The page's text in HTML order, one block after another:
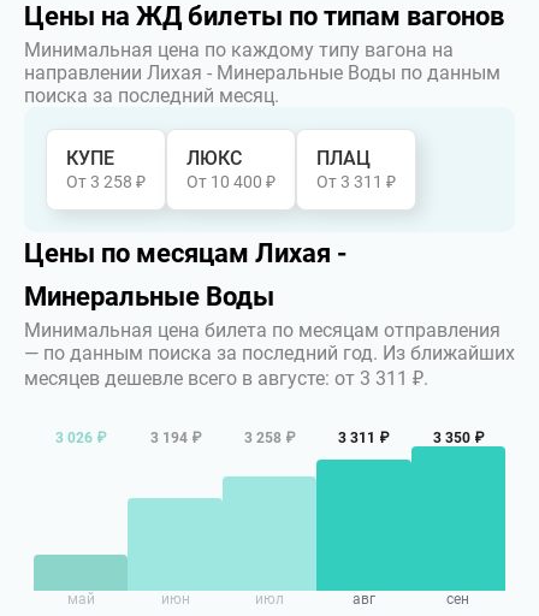
Цены на ЖД билеты по типам вагонов
Минимальная цена по каждому типу вагона на
направлении Лихая - Минеральные Воды по данным
поиска за последний месяц.
КУПЕ
От 3 258 ₽
ЛЮКС
От 10 400 ₽
ПЛАЦ
От 3 311 ₽
Цены по месяцам Лихая -
Минеральные Воды
Минимальная цена билета по месяцам отправления
— по данным поиска за последний год. Из ближайших
месяцев дешевле всего в августе: от 3 311 ₽.
3 026 ₽
май
3 194 ₽
июн
3 258 ₽
июл
3 311 ₽
авг
3 350 ₽
сен